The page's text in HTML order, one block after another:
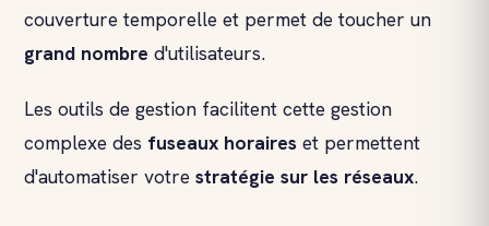
couverture temporelle et permet de toucher un
grand nombre d'utilisateurs.
Les outils de gestion facilitent cette gestion
complexe des fuseaux horaires et permettent
d'automatiser votre stratégie sur les réseaux.